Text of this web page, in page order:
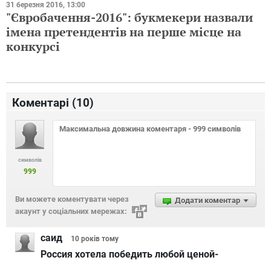
31 березня 2016, 13:00
"Євробачення-2016": букмекери назвали
імена претендентів на перше місце на
конкурсі
Коментарі (10)
символів
999
Додати коментар
Ви можете коментувати через
акаунт у соціальних мережах:
саид 10 років тому
Россия хотела победить любой ценой-